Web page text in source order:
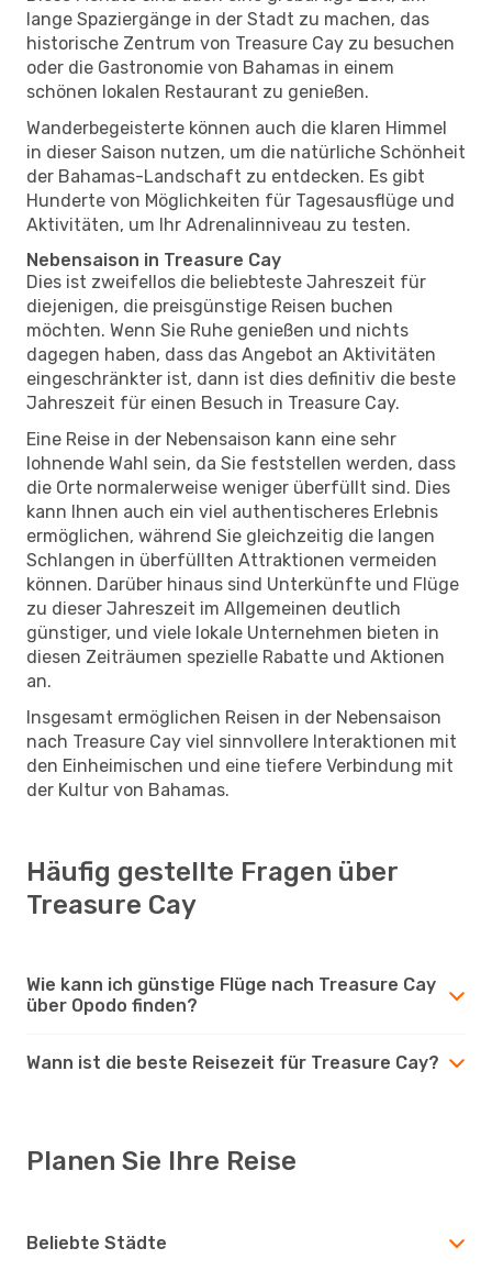
lange Spaziergänge in der Stadt zu machen, das
historische Zentrum von Treasure Cay zu besuchen
oder die Gastronomie von Bahamas in einem
schönen lokalen Restaurant zu genießen.
Wanderbegeisterte können auch die klaren Himmel
in dieser Saison nutzen, um die natürliche Schönheit
der Bahamas-Landschaft zu entdecken. Es gibt
Hunderte von Möglichkeiten für Tagesausflüge und
Aktivitäten, um Ihr Adrenalinniveau zu testen.
Nebensaison in Treasure Cay
Dies ist zweifellos die beliebteste Jahreszeit für
diejenigen, die preisgünstige Reisen buchen
möchten. Wenn Sie Ruhe genießen und nichts
dagegen haben, dass das Angebot an Aktivitäten
eingeschränkter ist, dann ist dies definitiv die beste
Jahreszeit für einen Besuch in Treasure Cay.
Eine Reise in der Nebensaison kann eine sehr
lohnende Wahl sein, da Sie feststellen werden, dass
die Orte normalerweise weniger überfüllt sind. Dies
kann Ihnen auch ein viel authentischeres Erlebnis
ermöglichen, während Sie gleichzeitig die langen
Schlangen in überfüllten Attraktionen vermeiden
können. Darüber hinaus sind Unterkünfte und Flüge
zu dieser Jahreszeit im Allgemeinen deutlich
günstiger, und viele lokale Unternehmen bieten in
diesen Zeiträumen spezielle Rabatte und Aktionen
an.
Insgesamt ermöglichen Reisen in der Nebensaison
nach Treasure Cay viel sinnvollere Interaktionen mit
den Einheimischen und eine tiefere Verbindung mit
der Kultur von Bahamas.
Häufig gestellte Fragen über
Treasure Cay
Wie kann ich günstige Flüge nach Treasure Cay
über Opodo finden?
Wann ist die beste Reisezeit für Treasure Cay?
Planen Sie Ihre Reise
Beliebte Städte